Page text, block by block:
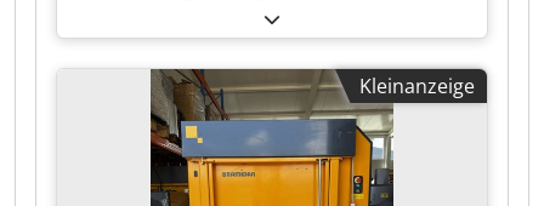
250-55 Spritzgussmaschine. Schließkraft 250 kN,
Baujahr 1996. Komplett mit den beiden
Steuerschränken (ohne Anzeigebildschirm). Die
Maschine wird im gegenwärtigen Zustand
verkauft und kann sofort abgeholt werden,
sofern sie nicht zwischenzeitlich verkauft wird.
Crjdpoztgpcofx Af Ajf Sie kann in unserem Lager
besichtigt werden. Wir sind von Montag bis
Kleinanzeige